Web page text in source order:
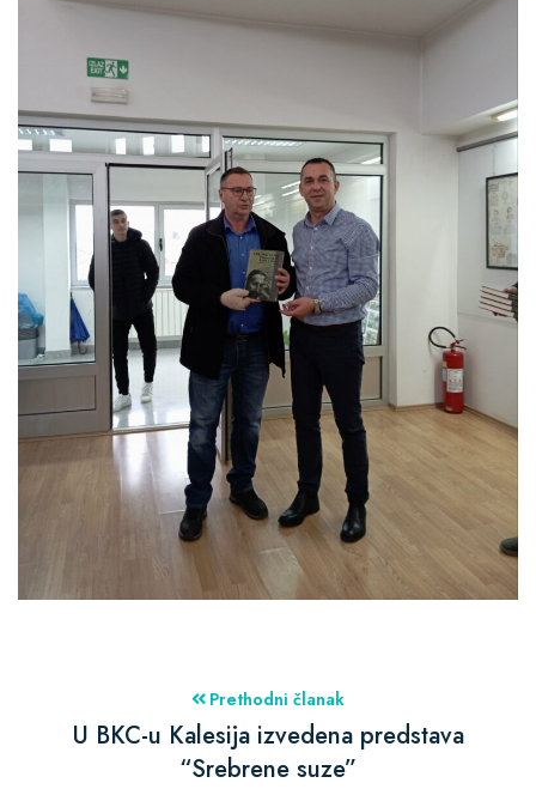
Prethodni članak
U BKC-u Kalesija izvedena predstava
“Srebrene suze”